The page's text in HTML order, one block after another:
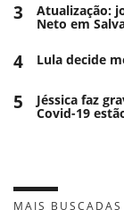
3 Atualização:
Neto em
4 Lula decide
5 Jéssica faz
Covid-19
MAIS BUSCADAS